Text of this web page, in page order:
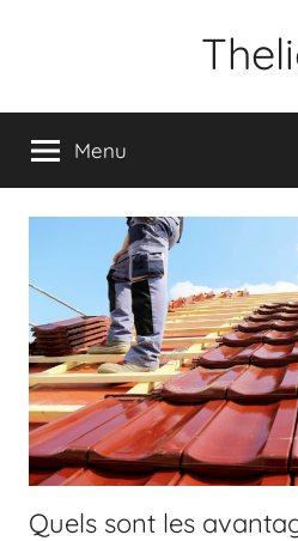
Menu
Quels sont les